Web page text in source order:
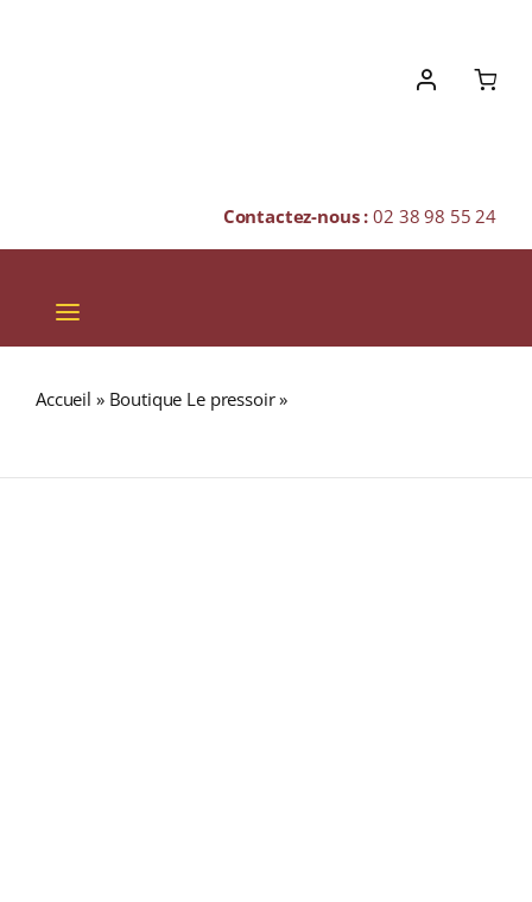
Contactez-nous :02 38 98 55 24
Toggle
Navigation
SPIRITUEUX
Accueil » Boutique Le pressoir»